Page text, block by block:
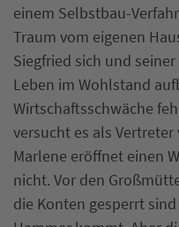
einem Selbstbau-
Traum vom eigenen
Siegfried sich und
Leben im Wohlstand
Wirtschaftsschwäche
versucht es als
Marlene eröffnet einen
nicht. Vor den
die Konten gesperrt